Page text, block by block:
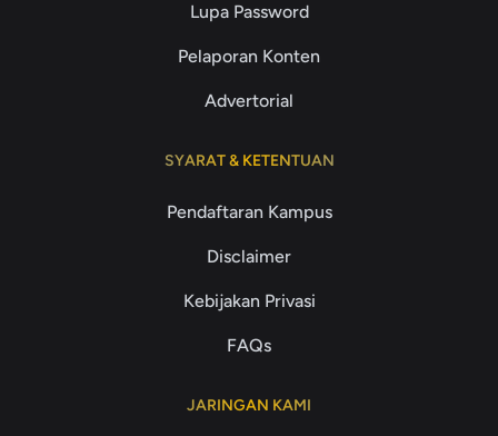
Lupa Password
Pelaporan Konten
Advertorial
SYARAT & KETENTUAN
Pendaftaran Kampus
Disclaimer
Kebijakan Privasi
FAQs
JARINGAN KAMI